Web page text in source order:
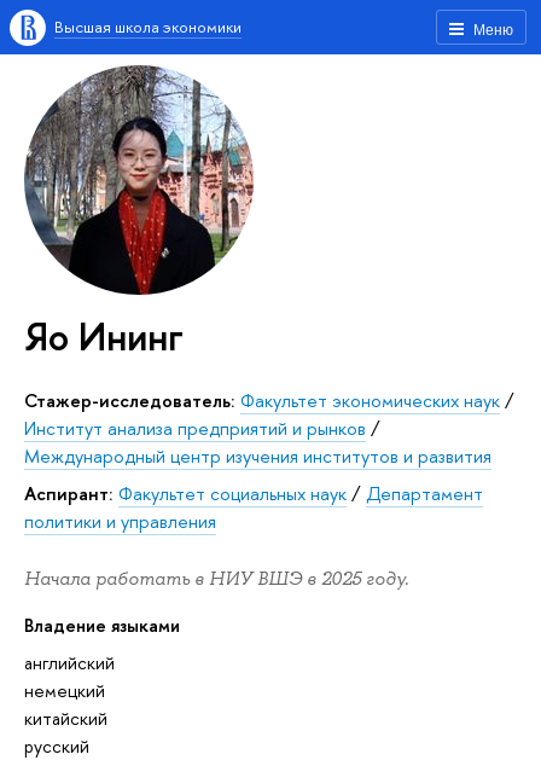
Меню
Высшая школа экономики
Яо Ининг
стажер-исследователь: Факультет экономических наук/
Институт анализа предприятий и рынков /
Международный центр изучения институтов и развития
Аспирант: Факультет социальных наук/Департамент
политики и управления
Начала работать в НИУ ВШЭ в 2025 году.
Владение языками
английский
немецкий
китайский
русский